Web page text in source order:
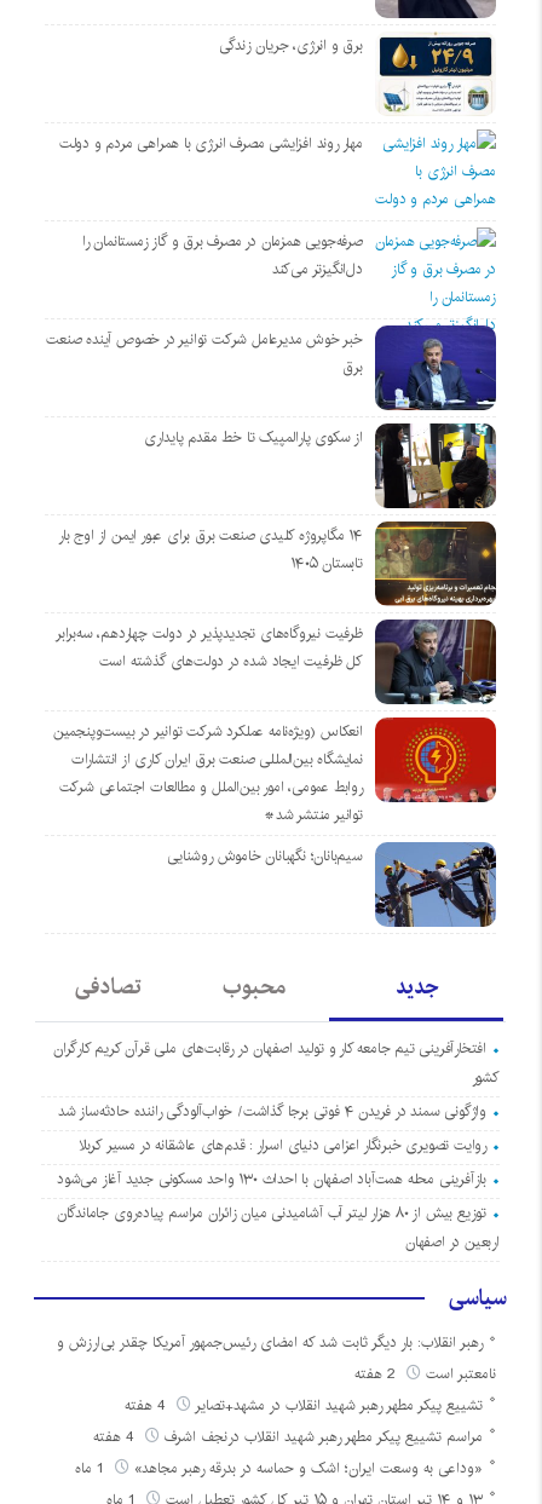
برق و انرژی، جریان زندگی
مهار روند افزایشی مصرف انرژی با همراهی مردم و دولت
صرفه‌جویی همزمان در مصرف برق و گاز زمستانمان را
دل‌انگیزتر می‌کند
خبر خوش مدیرعامل شرکت توانیر در خصوص آینده صنعت
برق
از سکوی پارالمپیک تا خط مقدم پایداری
۱۴ مگاپروژه‌ کلیدی صنعت برق برای عبور ایمن از اوج بار
تابستان ۱۴۰۵
ظرفیت نیروگاه‌های تجدیدپذیر در دولت چهاردهم، سه‌برابر
کل ظرفیت ایجاد شده در دولت‌های گذشته است
انعکاس (ویژه‌نامه عملکرد شرکت توانیر در بیست‌وپنجمین
نمایشگاه بین‌المللی صنعت برق ایران کاری از انتشارات
روابط عمومی، امور بین‌الملل و مطالعات اجتماعی شرکت
توانیر منتشر شد*
سیم‌بانان؛ نگهبانان خاموش روشنایی
جدید محبوب تصادفی
افتخارآفرینی تیم جامعه کار و تولید اصفهان در رقابت‌های ملی قرآن کریم کارگران
کشور
واژگونی سمند در فریدن ۴ فوتی برجا گذاشت/ خواب‌آلودگی راننده حادثه‌ساز شد
روایت تصویری خبرنگار اعزامی دنیای اسرار : قدم‌های عاشقانه در مسیر کربلا
بازآفرینی محله همت‌آباد اصفهان با احداث ۱۳۰ واحد مسکونی جدید آغاز می‌شود
توزیع بیش از ۸۰ هزار لیتر آب آشامیدنی میان زائران مراسم پیاده‌روی جاماندگان
اربعین در اصفهان
سیاسی
رهبر انقلاب: بار دیگر ثابت شد که امضای رئیس‌جمهور آمریکا چقدر بی‌ارزش و
نامعتبر است
تشییع پیکر مطهر رهبر شهید انقلاب در مشهد+تصایر
مراسم تشییع پیکر مطهر رهبر شهید انقلاب درنجف اشرف
«وداعی به وسعت ایران؛ اشک و حماسه در بدرقه رهبر مجاهد»